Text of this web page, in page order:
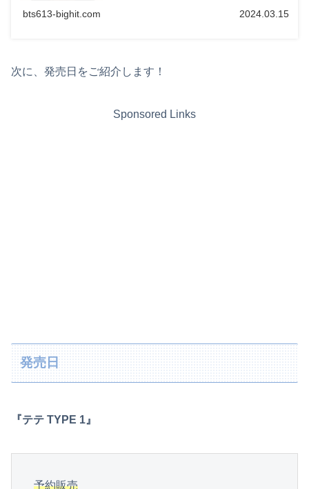
bts613-bighit.com 2024.03.15
次に、発売日をご紹介します！
Sponsored Links
発売日
『テテ TYPE 1』
予約販売